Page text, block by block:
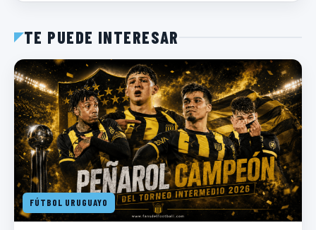
TE PUEDE INTERESAR
FÚTBOL URUGUAYO